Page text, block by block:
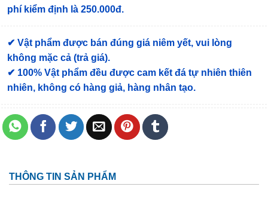
phí kiểm định là 250.000đ.
✔ Vật phẩm được bán đúng giá niêm yết, vui lòng
không mặc cả (trả giá).
✔ 100% Vật phẩm đều được cam kết đá tự nhiên thiên
nhiên, không có hàng giả, hàng nhân tạo.
THÔNG TIN SẢN PHẨM